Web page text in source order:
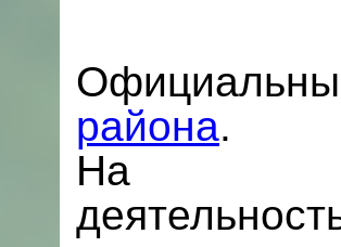
района.
На